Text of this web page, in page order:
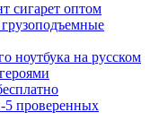
сигарет оптом
ноутбука на русском
5 проверенных